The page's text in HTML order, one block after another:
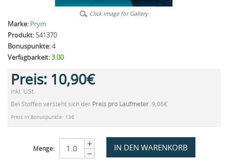
Click image for Gallery
Marke: Prym
Produkt: 541370
Bonuspunkte:4
Verfügbarkeit:3.00
Preis: 10,90€
inkl. USt.
Bei Stoffen versteht sich der Preis pro Laufmeter. 9,08€
Preis in Bonuspunkte: 136
Menge: